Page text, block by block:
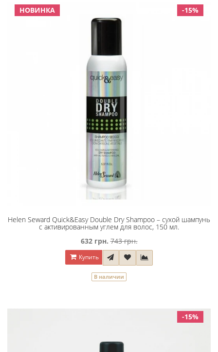
НОВИНКА -15%
Helen Seward Quick&Easy Double Dry Shampoo – сухой шампунь
с активированным углем для волос, 150 мл.
632 грн. 743 грн.
Купить
В наличии
-15%